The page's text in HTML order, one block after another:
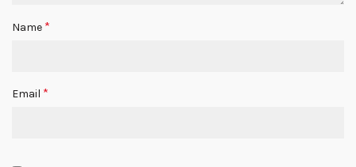
Name *
Email *